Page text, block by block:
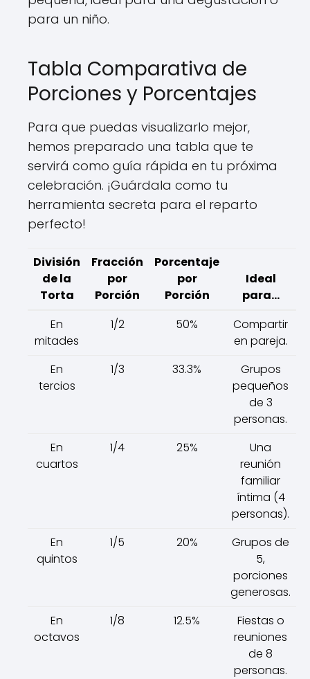
para un niño.
Tabla Comparativa de
Porciones y Porcentajes
Para que puedas visualizarlo mejor,
hemos preparado una tabla que te
servirá como guía rápida en tu próxima
celebración. ¡Guárdala como tu
herramienta secreta para el reparto
perfecto!
División
de la
Torta
Fracción
por
Porción
Porcentaje
por
Porción
Ideal
para...
En
mitades
1/2 50%
Compartir
en pareja.
En
tercios
1/3 33.3%
Grupos
pequeños
de 3
personas.
En
cuartos
1/4 25%
Una
reunión
familiar
íntima (4
personas).
En
quintos
1/5 20%
Grupos de
5,
porciones
generosas.
En
octavos
1/8 12.5%
Fiestas o
reuniones
de 8
personas.